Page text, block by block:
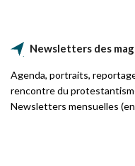
Newsletters des
Agenda, portraits,
rencontre du
Newsletters mensuelles